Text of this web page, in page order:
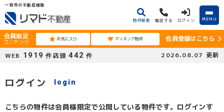
一宮市の不動産情報
物件検索 電話する ログイン MENU
会員限定
コンテンツ お気に入り マッチング物件
会員登録はこちら
WEB 1919 件 店頭 442 件 2026.08.07 更新
ログイン login
こちらの物件は会員様限定で公開している物件です。ログインす